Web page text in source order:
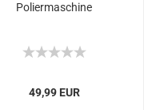
Poliermaschine
49,99 EUR